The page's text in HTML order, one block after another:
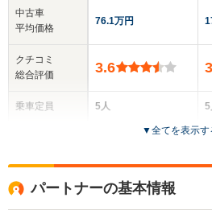
中古車
平均価格
クチコミ
総合評価
乗車定員
76.1万円
3.6
5人
全高
1.44m～1.5m
5
5
▼全てを表示す
パートナーの基本情報